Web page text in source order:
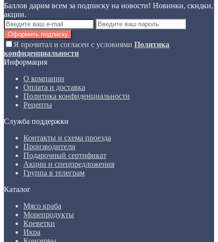
Баллов дарим всем за подписку на новости! Новинки, скидки,
акции.
Оформить подписку
Я прочитал и согласен с условиями Политика
конфиденциальности
Информация
О компании
Оплата и доставка
Политика конфиденциальности
Рецепты
Служба поддержки
Контакты и схема проезда
Производители
Подарочный сертификат
Акции и спецпредложения
Группа в телеграм
Каталог
Мясо краба
Морепродукты
Креветки
Икра